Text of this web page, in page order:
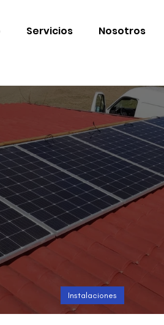
Servicios Nosotros
Instalaciones